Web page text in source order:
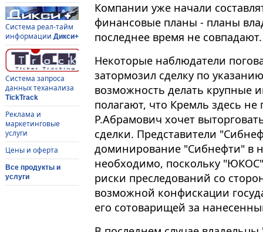
Система реал-тайм
информации Дикси+
Система запроса
данных теханализа
TickTrack
Реклама и
маркетинговые
услуги
Цены и оферта
Все продукты и
услуги
Компании уже начали
финансовые планы - планы
последнее время не совпадают.
Некоторые наблюдатели
затормозил сделку по
возможность делать крупные
полагают, что Кремль здесь
Р.Абрамович хочет
сделки. Представители
доминирование "Сибнефти" в
необходимо, поскольку
риски преследований со
возможной конфискации
его сотоварищей за